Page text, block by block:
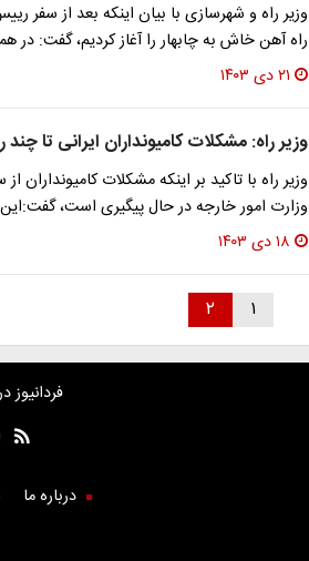
وزیر راه و شهرسازی با بیان اینکه بعد از سفر
راه آهن خاش به چابهار را آغاز کردیم، گفت: در
۲۱ دی ۱۴۰۳
وزیر راه: مشکلات کامیونداران ایرانی تا
وزیر راه با تاکید بر اینکه مشکلات
وزارت امور خارجه در حال پیگیری است،
۱۸ دی ۱۴۰۳
۱ ۲
درباره ما